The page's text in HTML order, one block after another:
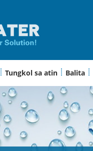
Tungkol sa atin Balita